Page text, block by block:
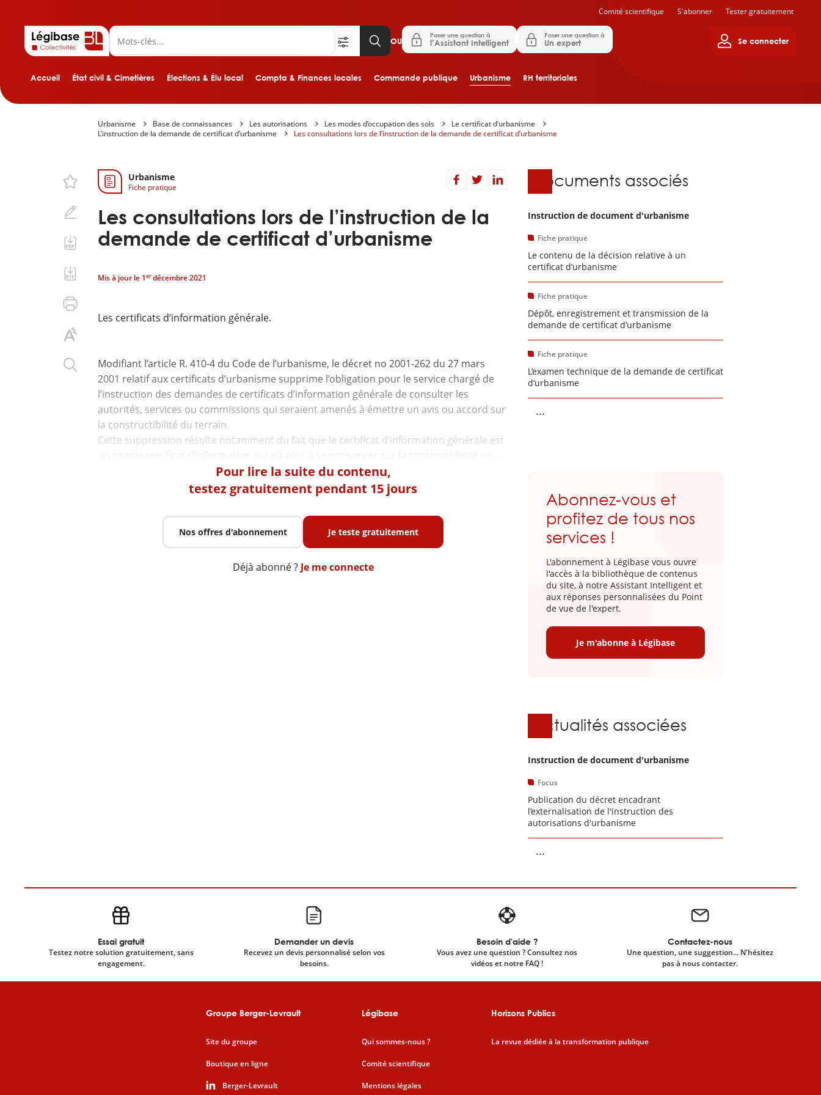
Aller au contenu principal
Accueil État civil & Cimetières Élections & Élu local Compta & Finances locales Commande publique Urbanisme RH territoriales
OU
Poser une question à
l’Assistant Intelligent
Poser une question à
Un expert Se connecter
Comité scientifique S'abonner Tester gratuitement
Urbanisme Base de connaissances Les autorisations Les modes d’occupation des sols
Le certificat d’urbanisme
L’instruction de la demande de certificat d’urbanisme
Les consultations lors de l’instruction de la demande de certificat d’urbanisme
Urbanisme
Fiche pratique
Les consultations lors de l’instruction de la
demande de certificat d’urbanisme
Mis à jour le 1erdécembre 2021
Les certificats d’information générale.
Modifiant l’article R. 410-4 du Code de l’urbanisme, le décret no 2001-262 du 27 mars
2001 relatif aux certificats d’urbanisme supprime l’obligation pour le service chargé de
l’instruction des demandes de certificats d’information générale de consulter les
autorités, services ou commissions qui seraient amenés à émettre un avis ou accord sur
la constructibilité du terrain.
Cette suppression résulte notamment du fait que le certificat d’information générale est
Pour lire la suite du contenu,
testez gratuitement pendant 15 jours
Nos offres d'abonnement Je teste gratuitement
Déjà abonné ? Je me connecte
Documents associés
Instruction de document d'urbanisme
Fiche pratique
Le contenu de la décision relative à un
certificat d’urbanisme
Fiche pratique
Dépôt, enregistrement et transmission de la
demande de certificat d’urbanisme
Fiche pratique
L’examen technique de la demande de certificat
d’urbanisme
...
Abonnez-vous et
profitez de tous nos
services !
L'abonnement à Légibase vous ouvre
l'accès à la bibliothèque de contenus
du site, à notre Assistant Intelligent et
aux réponses personnalisées du Point
de vue de l'expert.
Je m'abonne à Légibase
Actualités associées
Instruction de document d'urbanisme
Focus
Publication du décret encadrant
l’externalisation de l'instruction des
autorisations d'urbanisme
...
Essai gratuit
Testez notre solution gratuitement, sans
engagement.
Demander un devis
Recevez un devis personnalisé selon vos
besoins.
Besoin d'aide ?
Vous avez une question ? Consultez nos
vidéos et notre FAQ !
Contactez-nous
Une question, une suggestion... N'hésitez
pas à nous contacter.
Groupe Berger-Levrault
Site du groupe
Boutique en ligne
Berger-Levrault
Légibase
Qui sommes-nous ?
Comité scientifique
Mentions légales
Horizons Publics
La revue dédiée à la transformation publique